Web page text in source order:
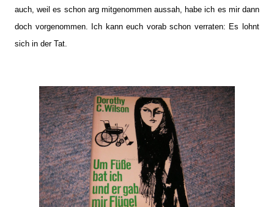
auch, weil es schon arg mitgenommen aussah, habe ich es mir dann
doch vorgenommen. Ich kann euch vorab schon verraten: Es lohnt
sich in der Tat.